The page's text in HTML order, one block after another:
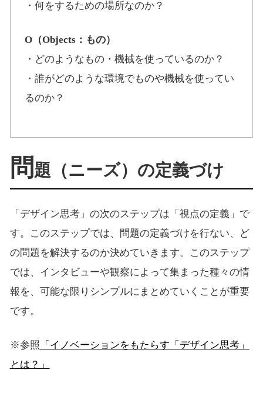
・何をするための場所なのか？
O（Objects：もの）
・どのようなもの・機械を使っているのか？
・誰がどのような環境でものや機械を使ってい
るのか？
問 題（ニーズ）の定義づけ
「デザイン思考」の次のステップは「視点の定義」で
す。このステップでは、問題の定義づけを行ない、ど
の問題を解決するのか決めていきます。このステップ
では、インタビューや観察によって集まった種々の情
報を、可能な限りシンプルにまとめていくことが重要
です。
※参照 「イノベーションをもたらす「デザイン思考」
とは？」